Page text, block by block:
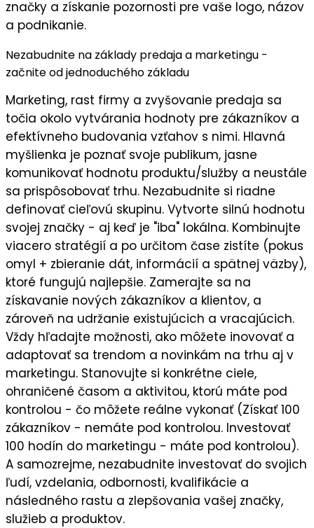
značky a získanie pozornosti pre vaše logo, názov
a podnikanie.
Nezabudnite na základy predaja a marketingu -
začnite od jednoduchého základu
Marketing, rast firmy a zvyšovanie predaja sa
točia okolo vytvárania hodnoty pre zákazníkov a
efektívneho budovania vzťahov s nimi. Hlavná
myšlienka je poznať svoje publikum, jasne
komunikovať hodnotu produktu/služby a neustále
sa prispôsobovať trhu. Nezabudnite si riadne
definovať cieľovú skupinu. Vytvorte silnú hodnotu
svojej značky - aj keď je "iba" lokálna. Kombinujte
viacero stratégií a po určitom čase zistíte (pokus
omyl + zbieranie dát, informácií a spätnej väzby),
ktoré fungujú najlepšie. Zamerajte sa na
získavanie nových zákazníkov a klientov, a
zároveň na udržanie existujúcich a vracajúcich.
Vždy hľadajte možnosti, ako môžete inovovať a
adaptovať sa trendom a novinkám na trhu aj v
marketingu. Stanovujte si konkrétne ciele,
ohraničené časom a aktivitou, ktorú máte pod
kontrolou - čo môžete reálne vykonať (Získať 100
zákazníkov - nemáte pod kontrolou. Investovať
100 hodín do marketingu - máte pod kontrolou).
A samozrejme, nezabudnite investovať do svojich
ľudí, vzdelania, odbornosti, kvalifikácie a
následného rastu a zlepšovania vašej značky,
služieb a produktov.